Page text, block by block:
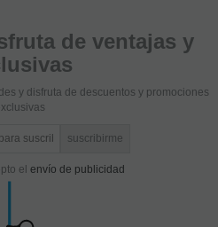
de ventajas y
y disfruta de descuentos y promociones
el envío de publicidad